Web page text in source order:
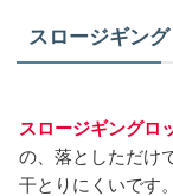
スロージギン
スロージギングロ
の、落としただけ
干とりにくいです。